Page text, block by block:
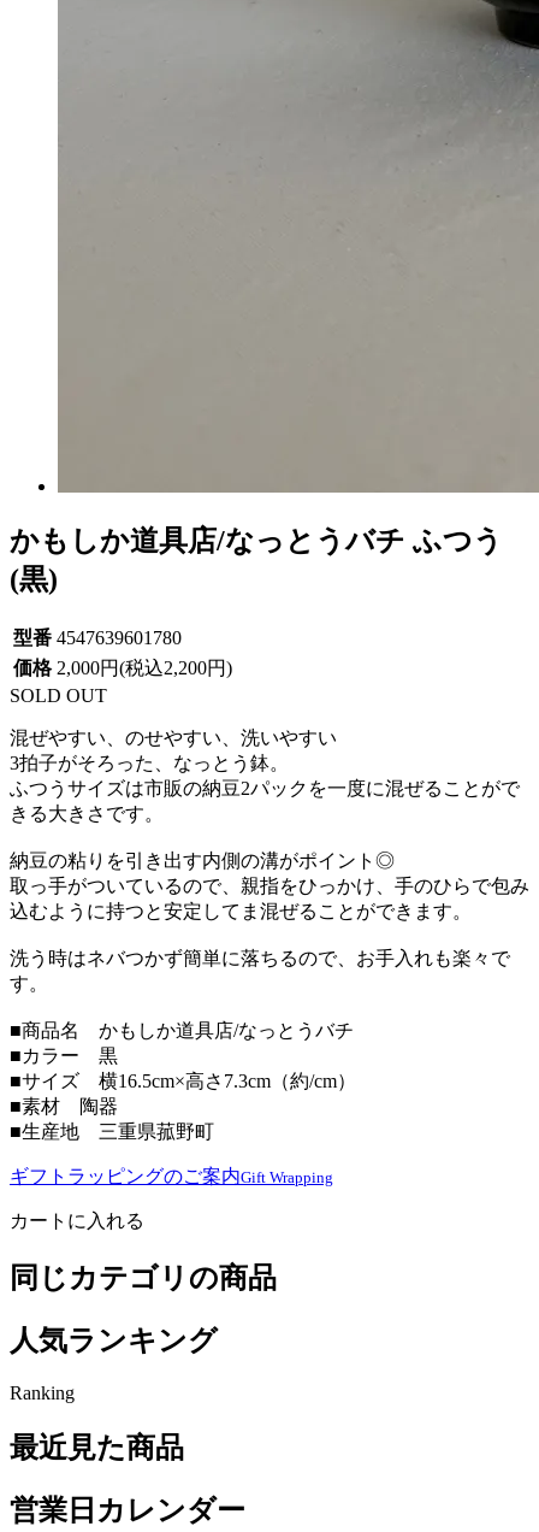
かもしか道具店/なっとうバチ ふつう
(黒)
型番 4547639601780
価格 2,000円(税込2,200円)
SOLD OUT
混ぜやすい、のせやすい、洗いやすい
3拍子がそろった、なっとう鉢。
ふつうサイズは市販の納豆2パックを一度に混ぜることがで
きる大きさです。
納豆の粘りを引き出す内側の溝がポイント◎
取っ手がついているので、親指をひっかけ、手のひらで包み
込むように持つと安定してま混ぜることができます。
洗う時はネバつかず簡単に落ちるので、お手入れも楽々で
す。
■商品名 かもしか道具店/なっとうバチ
■カラー 黒
■サイズ 横16.5cm×高さ7.3cm（約/cm）
■素材 陶器
■生産地 三重県菰野町
ギフトラッピングのご案内Gift Wrapping
カートに入れる
同じカテゴリの商品
人気ランキング
Ranking
最近見た商品
営業日カレンダー